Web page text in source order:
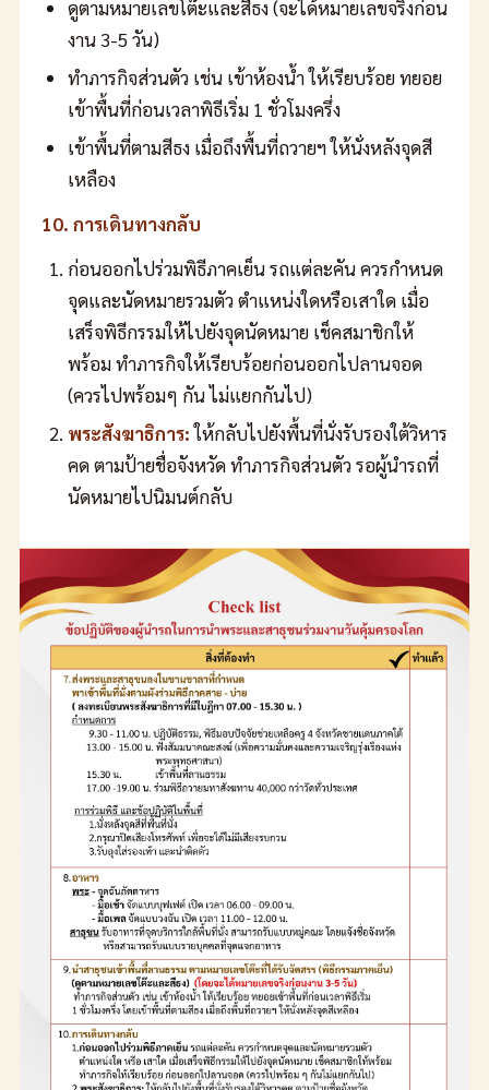
ดูตามหมายเลขโต๊ะและสีธง (จะได้หมายเลขจริงก่อน
งาน 3-5 วัน)
ทำภารกิจส่วนตัว เช่น เข้าห้องน้ำ ให้เรียบร้อย ทยอย
เข้าพื้นที่ก่อนเวลาพิธีเริ่ม 1 ชั่วโมงครึ่ง
เข้าพื้นที่ตามสีธง เมื่อถึงพื้นที่ถวายฯ ให้นั่งหลังจุดสี
เหลือง
10. การเดินทางกลับ
ก่อนออกไปร่วมพิธีภาคเย็น รถแต่ละคัน ควรกำหนด
จุดและนัดหมายรวมตัว ตำแหน่งใดหรือเสาใด เมื่อ
เสร็จพิธีกรรมให้ไปยังจุดนัดหมาย เช็คสมาชิกให้
พร้อม ทำภารกิจให้เรียบร้อยก่อนออกไปลานจอด
(ควรไปพร้อมๆ กัน ไม่แยกกันไป)
พระสังฆาธิการ:ให้กลับไปยังพื้นที่นั่งรับรองใต้วิหาร
คด ตามป้ายชื่อจังหวัด ทำภารกิจส่วนตัว รอผู้นำรถที่
นัดหมายไปนิมนต์กลับ